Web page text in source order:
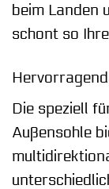
beim Landen
schont so
Die speziell
Außensohle